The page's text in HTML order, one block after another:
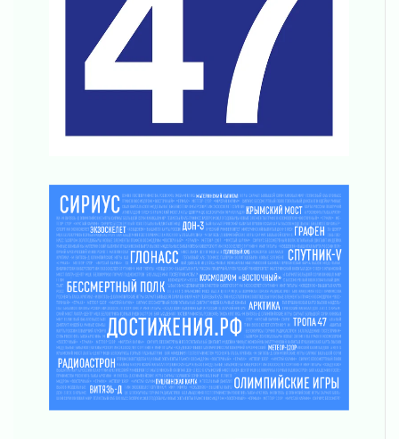
В Шлиссельбурге прошла акция «Белый
кораблик Памяти»
31 июля 2026
Новые возможности для творчества
31 июля 2026
За сухими цифрами — реальная жизнь
31 июля 2026
31 июля 2026
Генеральная репетиция векового юбилея
31 июля 2026
Открытое сердце и стремление делать добро
31 июля 2026
Давайте разберемся!
30 июля 2026
Круглую ригу в Гатчине отреставрируют в
2027 году
30 июля 2026
Путешествие к западным рубежам